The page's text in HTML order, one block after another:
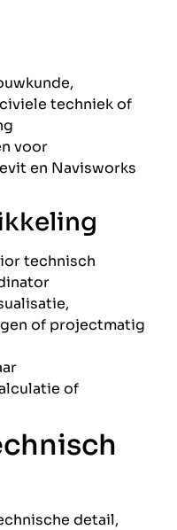
techniek of
voor
en Navisworks
technisch
of projectmatig
of
detail,